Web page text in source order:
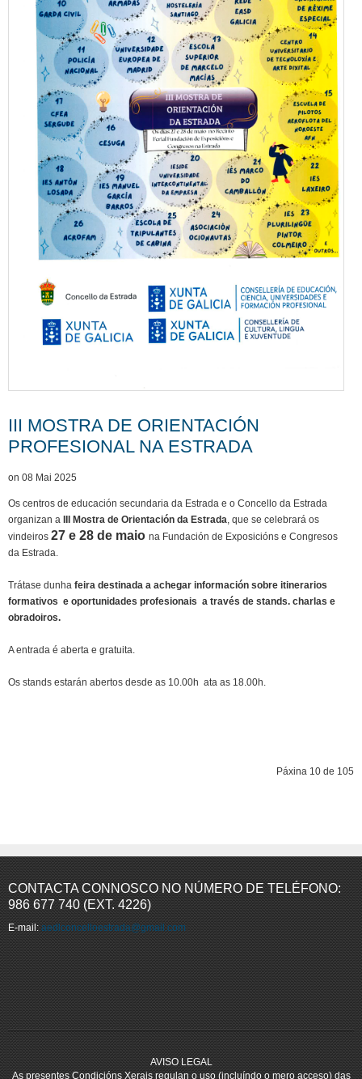
III MOSTRA DE ORIENTACIÓN
PROFESIONAL NA ESTRADA
on 08 Mai 2025
Os centros de educación secundaria da Estrada e o Concello da Estrada
organizan a
III Mostra de Orientación da Estrada, que se celebrará os
vindeiros 27 e 28 de maio na Fundación de Exposicións e Congresos
da Estrada.
Trátase dunha feira destinada a achegar información sobre itinerarios
formativos e oportunidades profesionais a través de stands. charlas e
obradoiros.
A entrada é aberta e gratuita.
Os stands estarán abertos desde as 10.00h ata as 18.00h.
Páxina 10 de 105
CONTACTA CONNOSCO NO NÚMERO DE TELÉFONO:
986 677 740 (EXT. 4226)
E-mail: aedlconcelloestrada@gmail.com
AVISO LEGAL
As presentes Condicións Xerais regulan o uso (incluíndo o mero acceso) das